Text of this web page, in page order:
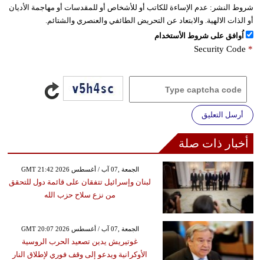
شروط النشر: عدم الإساءة للكاتب أو للأشخاص أو للمقدسات أو مهاجمة الأديان
أو الذات الالهية. والابتعاد عن التحريض الطائفي والعنصري والشتائم.
اُوافق على شروط الأستخدام
Security Code *
أرسل التعليق
أخبار ذات صلة
GMT 21:42 2026 الجمعة ,07 آب / أغسطس
لبنان وإسرائيل تتفقان على قائمة دول للتحقق
من نزع سلاح حزب الله
GMT 20:07 2026 الجمعة ,07 آب / أغسطس
غوتيريش يدين تصعيد الحرب الروسية
الأوكرانية ويدعو إلى وقف فوري لإطلاق النار